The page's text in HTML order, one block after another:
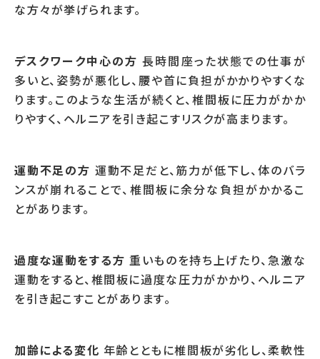
な方々が挙げられます。
デスクワーク中心の方 長時間座った状態での仕事が
多いと、姿勢が悪化し、腰や首に負担がかかりやすくな
ります。このような生活が続くと、椎間板に圧力がかか
りやすく、ヘルニアを引き起こすリスクが高まります。
運動不足の方 運動不足だと、筋力が低下し、体のバラ
ンスが崩れることで、椎間板に余分な負担がかかるこ
とがあります。
過度な運動をする方 重いものを持ち上げたり、急激な
運動をすると、椎間板に過度な圧力がかかり、ヘルニア
を引き起こすことがあります。
加齢による変化 年齢とともに椎間板が劣化し、柔軟性